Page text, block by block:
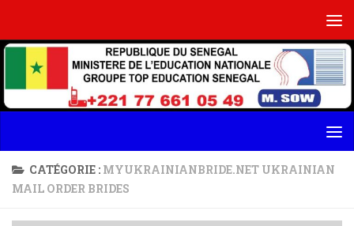
CATÉGORIE : MYUKRAINIANBRIDE.NET UKRAINIAN
MAIL ORDER BRIDES